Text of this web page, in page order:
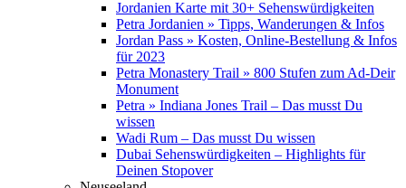
Jordanien Karte mit 30+ Sehenswürdigkeiten
Petra Jordanien » Tipps, Wanderungen & Infos
Jordan Pass » Kosten, Online-Bestellung & Infos
für 2023
Petra Monastery Trail » 800 Stufen zum Ad-Deir
Monument
Petra » Indiana Jones Trail – Das musst Du
wissen
Wadi Rum – Das musst Du wissen
Dubai Sehenswürdigkeiten – Highlights für
Deinen Stopover